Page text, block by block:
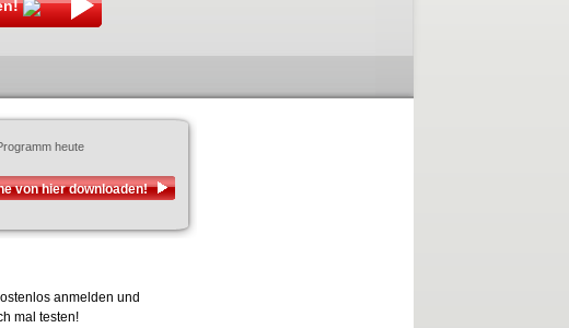
heute
von hier downloaden!
anmelden und
mal testen!